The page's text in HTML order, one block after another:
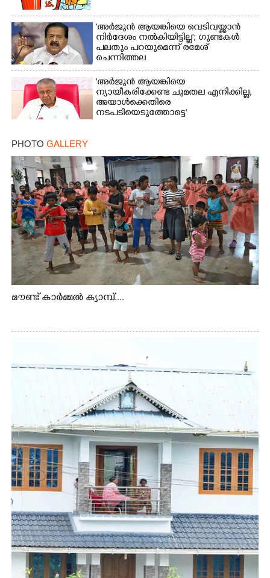
'അർജുൻ ആയങ്കിയെ വെടിവയ്ക്കാൻ
നിർദേശം നൽകിയിട്ടില്ല'; ഗുണ്ടകൾ
പലതും പറയുമെന്ന് രമേശ്
ചെന്നിത്തല
'അർജുൻ ആയങ്കിയെ
ന്യായീകരിക്കേണ്ട ചുമതല എനിക്കില്ല,
അയാൾക്കെതിരെ
നടപടിയെടുത്തോട്ടെ'
PHOTO GALLERY
മൗണ്ട് കാർമ്മൽ ക്യാമ്പ്....